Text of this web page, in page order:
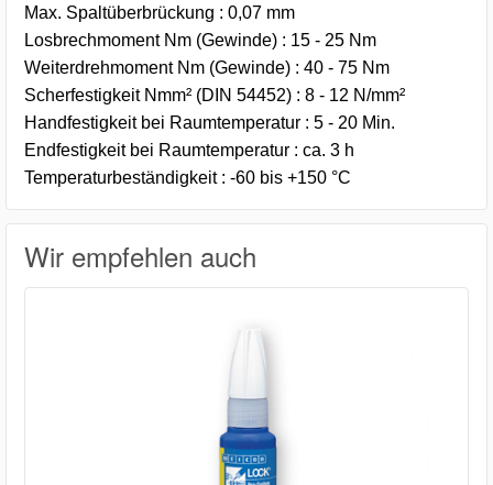
Max. Spaltüberbrückung : 0,07 mm
Losbrechmoment Nm (Gewinde) : 15 - 25 Nm
Weiterdrehmoment Nm (Gewinde) : 40 - 75 Nm
Scherfestigkeit Nmm² (DIN 54452) : 8 - 12 N/mm²
Handfestigkeit bei Raumtemperatur : 5 - 20 Min.
Endfestigkeit bei Raumtemperatur : ca. 3 h
Temperaturbeständigkeit : -60 bis +150 °C
Wir empfehlen auch